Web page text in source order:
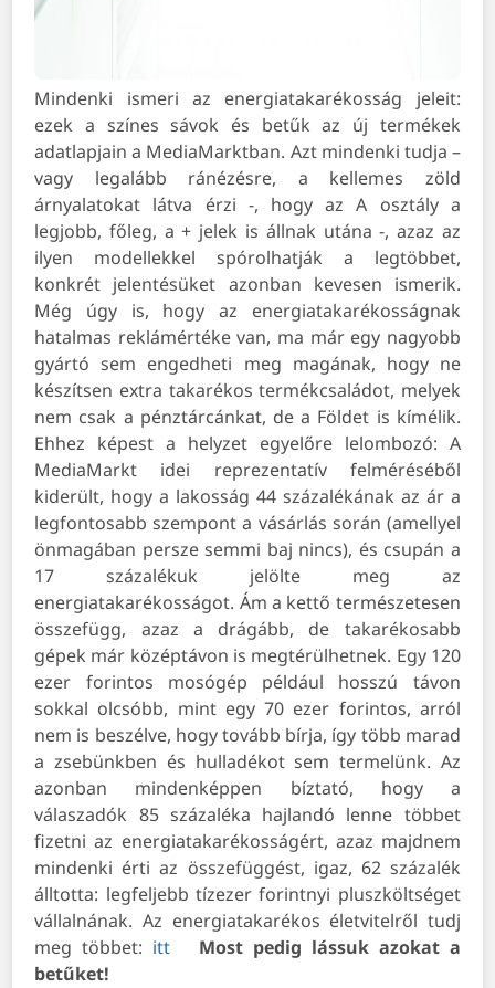
Mindenki ismeri az energiatakarékosság jeleit:
ezek a színes sávok és betűk az új termékek
adatlapjain a MediaMarktban. Azt mindenki tudja –
vagy legalább ránézésre, a kellemes zöld
árnyalatokat látva érzi -, hogy az A osztály a
legjobb, főleg, a + jelek is állnak utána -, azaz az
ilyen modellekkel spórolhatják a legtöbbet,
konkrét jelentésüket azonban kevesen ismerik.
Még úgy is, hogy az energiatakarékosságnak
hatalmas reklámértéke van, ma már egy nagyobb
gyártó sem engedheti meg magának, hogy ne
készítsen extra takarékos termékcsaládot, melyek
nem csak a pénztárcánkat, de a Földet is kímélik.
Ehhez képest a helyzet egyelőre lelombozó: A
MediaMarkt idei reprezentatív felméréséből
kiderült, hogy a lakosság 44 százalékának az ár a
legfontosabb szempont a vásárlás során (amellyel
önmagában persze semmi baj nincs), és csupán a
17 százalékuk jelölte meg az
energiatakarékosságot. Ám a kettő természetesen
összefügg, azaz a drágább, de takarékosabb
gépek már középtávon is megtérülhetnek. Egy 120
ezer forintos mosógép például hosszú távon
sokkal olcsóbb, mint egy 70 ezer forintos, arról
nem is beszélve, hogy tovább bírja, így több marad
a zsebünkben és hulladékot sem termelünk. Az
azonban mindenképpen bíztató, hogy a
válaszadók 85 százaléka hajlandó lenne többet
fizetni az energiatakarékosságért, azaz majdnem
mindenki érti az összefüggést, igaz, 62 százalék
álltotta: legfeljebb tízezer forintnyi pluszköltséget
vállalnának. Az energiatakarékos életvitelről tudj
meg többet: itt
Most pedig lássuk azokat a
betűket!